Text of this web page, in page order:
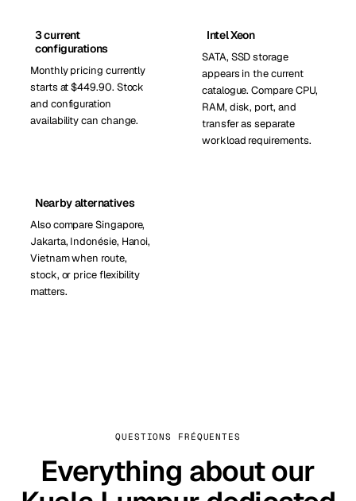
3 current
configurations
Monthly pricing currently
starts at $449.90. Stock
and configuration
availability can change.
Intel Xeon
SATA, SSD storage
appears in the current
catalogue. Compare CPU,
RAM, disk, port, and
transfer as separate
workload requirements.
Nearby alternatives
Also compare Singapore,
Jakarta, Indonésie, Hanoi,
Vietnam when route,
stock, or price flexibility
matters.
QUESTIONS FRÉQUENTES
Everything about our